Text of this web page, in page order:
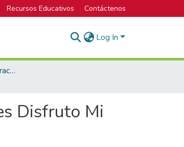
Recursos Educativos Contáctenos
Log In
Bachillerato en Administración de Empresas
Disfruto Mi